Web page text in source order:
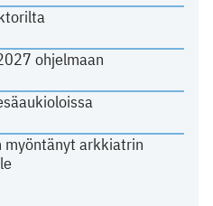
ohjelmaan
myöntänyt arkkiatrin